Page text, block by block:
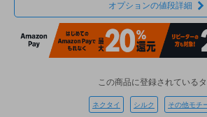
オプションの値段詳細
この商品に登録されている
ネクタイ シルク その他モチ